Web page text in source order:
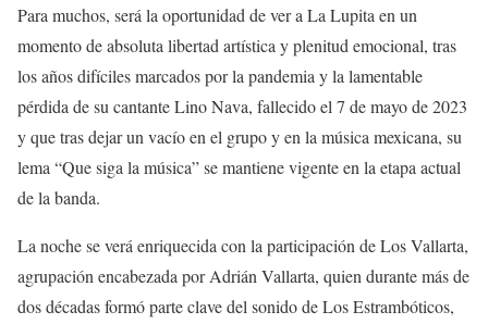
Para muchos, será la oportunidad de ver a La Lupita en un
momento de absoluta libertad artística y plenitud emocional, tras
los años difíciles marcados por la pandemia y la lamentable
pérdida de su cantante Lino Nava, fallecido el 7 de mayo de 2023
y que tras dejar un vacío en el grupo y en la música mexicana, su
lema “Que siga la música” se mantiene vigente en la etapa actual
de la banda.
La noche se verá enriquecida con la participación de Los Vallarta,
agrupación encabezada por Adrián Vallarta, quien durante más de
dos décadas formó parte clave del sonido de Los Estrambóticos,